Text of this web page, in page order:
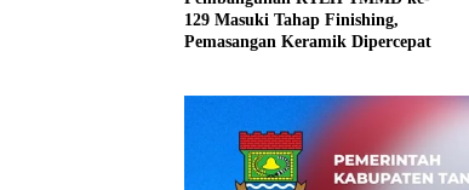
129 Masuki Tahap Finishing,
Pemasangan Keramik Dipercepat